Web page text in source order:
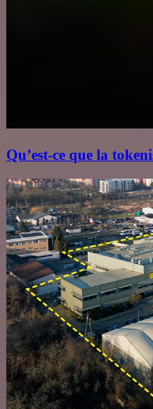
Qu’est‑ce que la